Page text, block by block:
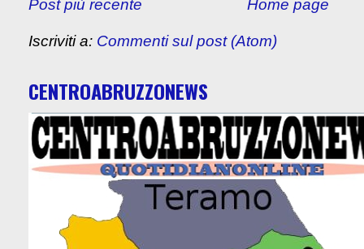
Post più recente Home page
Iscriviti a: Commenti sul post (Atom)
CENTROABRUZZONEWS